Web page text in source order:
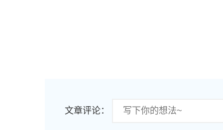
文章评论：